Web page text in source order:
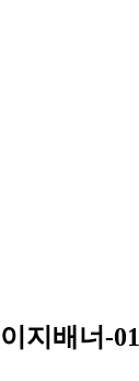
지배너-01